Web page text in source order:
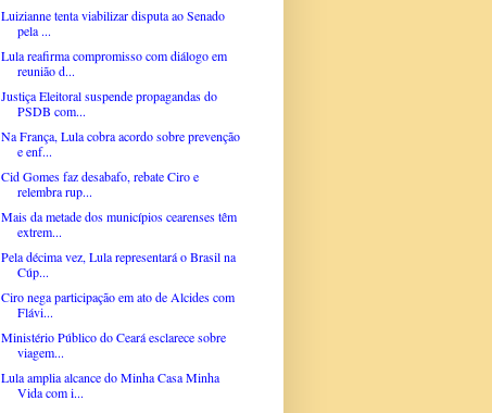
Luizianne tenta viabilizar disputa ao Senado
pela ...
Lula reafirma compromisso com diálogo em
reunião d...
Justiça Eleitoral suspende propagandas do
PSDB com...
Na França, Lula cobra acordo sobre prevenção
e enf...
Cid Gomes faz desabafo, rebate Ciro e
relembra rup...
Mais da metade dos municípios cearenses têm
extrem...
Pela décima vez, Lula representará o Brasil na
Cúp...
Ciro nega participação em ato de Alcides com
Flávi...
Ministério Público do Ceará esclarece sobre
viagem...
Lula amplia alcance do Minha Casa Minha
Vida com i...